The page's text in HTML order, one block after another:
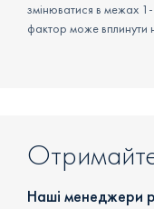
змінюватися в межах
фактор може вплинути
Наші менеджери